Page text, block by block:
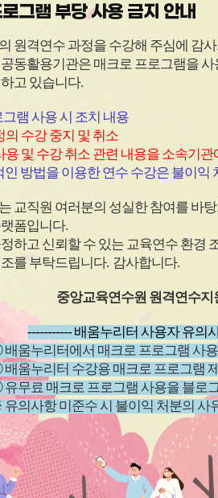
관
심
아
이
콘
원격 과정 (상시)
년 직장 내 장애인 인식
신청기간
26.04.01 ~
교육기간
26.04.01 ~
관
그램 부당 사용 금지 안내
원격연수 과정을 수강해 주심에 감
동활용기관은 매크로 프로그램을 사
고 있습니다.
램 사용 시 조치 내용
의 수강 중지 및 취소
용 및 수강 취소 관련 내용을 소속기관
인 방법을 이용한 연수 수강은 불이익
교직원 여러분의 성실한 참여를 바
폼입니다.
하고 신뢰할 수 있는 교육연수 환경
를 부탁드립니다. 감사합니다.
중앙교육연수원 원격연수지
----------- 배움누리터 사용자 유의
움누리터에서 매크로 프로그램 사용
움누리터 수강용 매크로 프로그램
무료 매크로 프로그램 사용을 블로
의사항 미준수 시 불이익 처분의 사